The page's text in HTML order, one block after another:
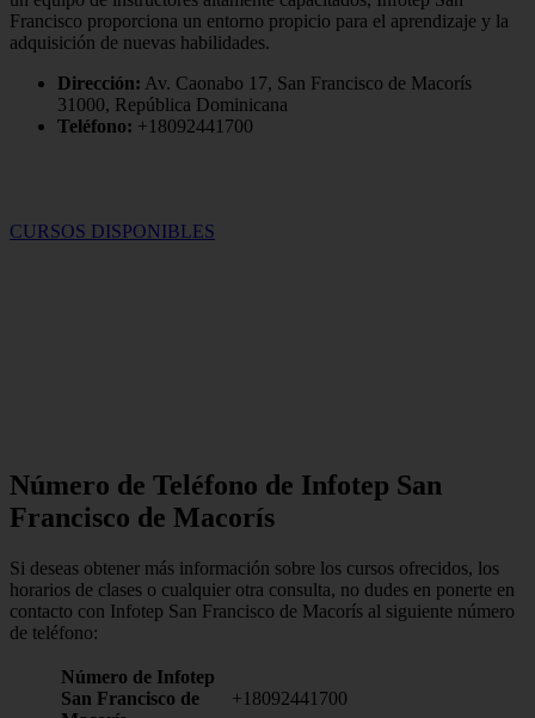
Francisco proporciona un entorno propicio para el aprendizaje y la
adquisición de nuevas habilidades.
Dirección: Av. Caonabo 17, San Francisco de Macorís
31000, República Dominicana
Teléfono: +18092441700
CURSOS DISPONIBLES
Número de Teléfono de Infotep San
Francisco de Macorís
Si deseas obtener más información sobre los cursos ofrecidos, los
horarios de clases o cualquier otra consulta, no dudes en ponerte en
contacto con Infotep San Francisco de Macorís al siguiente número
de teléfono:
Número de Infotep
San Francisco de
+18092441700